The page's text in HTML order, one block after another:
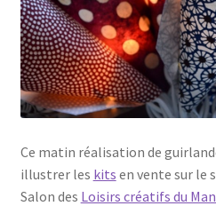
Ce matin réalisation de
illustrer les kits en vente sur le
Salon des Loisirs créatifs du